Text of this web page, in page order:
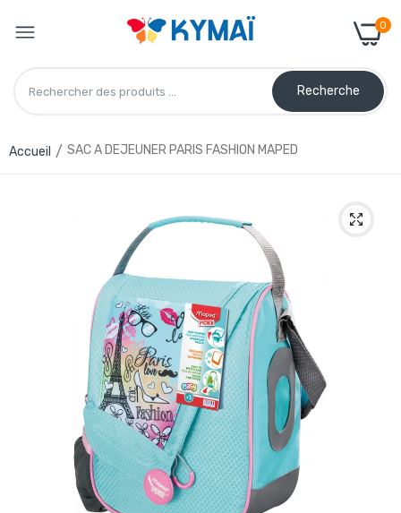
0
Recherche
Accueil SAC A DEJEUNER PARIS FASHION MAPED